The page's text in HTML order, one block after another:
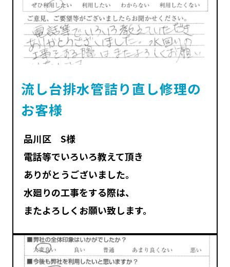
流し台排水管詰り直し修理の
お客様
品川区 S様
電話等でいろいろ教えて頂き
ありがとうございました。
水廻りの工事をする際は、
またよろしくお願い致します。